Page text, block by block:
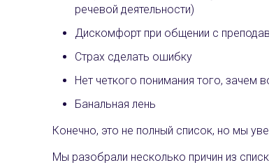
речевой деятельности)
Дискомфорт при общении с
Страх сделать ошибку
Нет четкого понимания того, зачем
Банальная лень
Конечно, это не полный список, но мы
Мы разобрали несколько причин из